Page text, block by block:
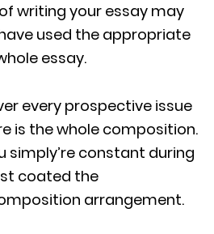
writing your essay may
used the appropriate
essay.
every prospective issue
is the whole composition.
simply’re constant during
coated the
arrangement.